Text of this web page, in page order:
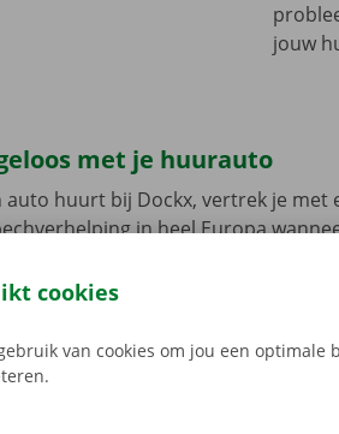
jouw
met je huurauto
auto huurt bij Dockx, vertrek je met
in heel Europa
van de auto voor vertrek
cookies
van cookies om jou een optimale